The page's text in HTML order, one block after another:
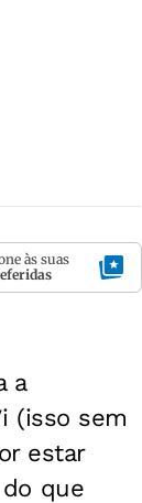
às suas
a
(isso sem
estar
que